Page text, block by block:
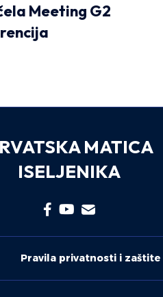
Meeting G2
MATICA
ISELJENIKA
Pravila privatnosti i